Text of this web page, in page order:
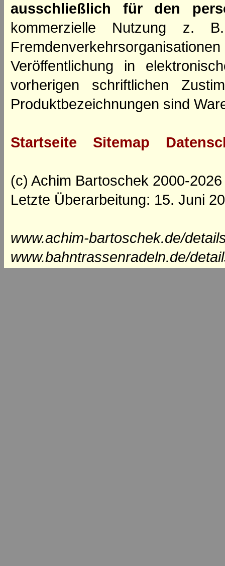
ausschließlich für den
kommerzielle Nutzung z.
Veröffentlichung in
vorherigen schriftlichen
Produktbezeichnungen sind
Startseite Sitemap
(c) Achim Bartoschek 2000-2026
Letzte Überarbeitung: 15. Juni
www.achim-bartoschek.de/
www.bahntrassenradeln.de/